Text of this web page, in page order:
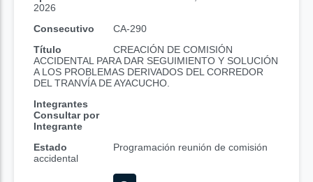
2026
Consecutivo
CA-290
Título
CREACIÓN DE COMISIÓN
ACCIDENTAL PARA DAR SEGUIMIENTO Y SOLUCIÓN
A LOS PROBLEMAS DERIVADOS DEL CORREDOR
DEL TRANVÍA DE AYACUCHO.
Integrantes
Consultar por
Integrante
Estado
Programación reunión de comisión
accidental